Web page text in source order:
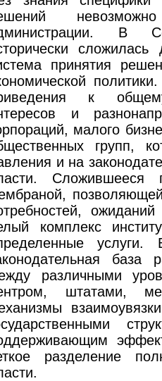
В
сложилась
принятия
к
и
малого
групп,
и на
Сложившееся
комплекс
база
различными
штатами,
разделение